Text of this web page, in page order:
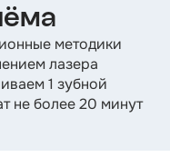
методики
лазера
1 зубной
не более 20 минут